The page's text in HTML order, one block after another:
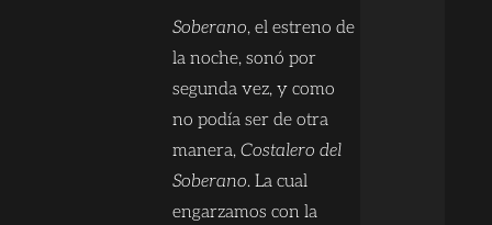
Soberano, el estreno de
la noche, sonó por
segunda vez, y como
no podía ser de otra
manera, Costalero del
Soberano. La cual
engarzamos con la